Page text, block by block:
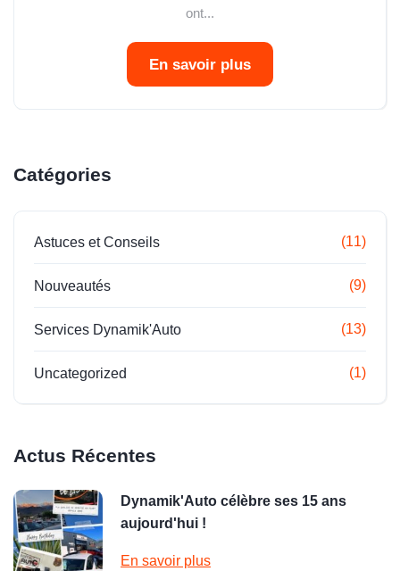
ont...
En savoir plus
Catégories
Astuces et Conseils (11)
Nouveautés (9)
Services Dynamik'Auto (13)
Uncategorized (1)
Actus Récentes
Dynamik'Auto célèbre ses 15 ans
aujourd'hui !
En savoir plus